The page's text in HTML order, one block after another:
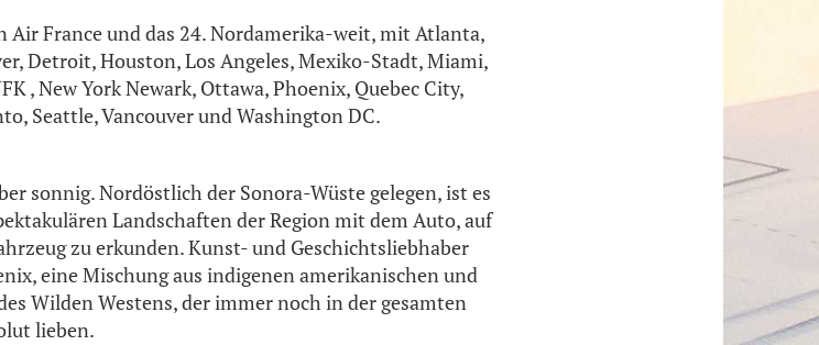
Air France und das 24. Nordamerika-weit, mit Atlanta,
Detroit, Houston, Los Angeles, Mexiko-Stadt, Miami,
, New York Newark, Ottawa, Phoenix, Quebec City,
Seattle, Vancouver und Washington DC.
sonnig. Nordöstlich der Sonora-Wüste gelegen, ist es
Landschaften der Region mit dem Auto, auf
zu erkunden. Kunst- und Geschichtsliebhaber
eine Mischung aus indigenen amerikanischen und
Wilden Westens, der immer noch in der gesamten
lieben.